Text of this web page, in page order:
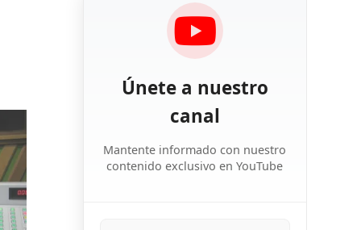
Únete a nuestro
canal
Mantente informado con nuestro
contenido exclusivo en YouTube